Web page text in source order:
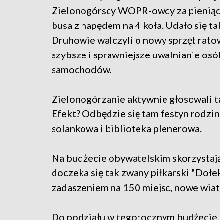
Zielonogórscy WOPR-owcy za
busa z napędem na 4 koła. Udało się
Druhowie walczyli o nowy sprzęt
szybsze i sprawniejsze uwalnianie
samochodów.
Zielonogórzanie aktywnie głosowali
Efekt? Odbędzie się tam festyn
solankowa i biblioteka plenerowa.
Na budżecie obywatelskim
doczeka się tak zwany piłkarski
zadaszeniem na 150 miejsc, nowe
Do podziału w tegorocznym budżecie